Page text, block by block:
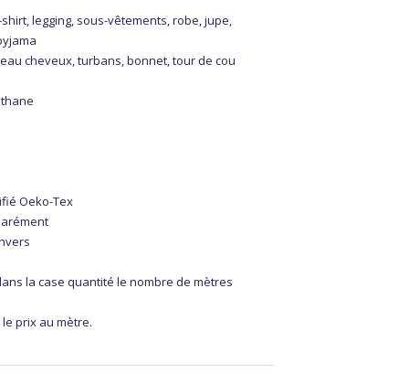
legging, sous-vêtements, robe, jupe,
cheveux, turbans, bonnet, tour de cou
Oeko-Tex
la case quantité le nombre de mètres
prix au mètre.